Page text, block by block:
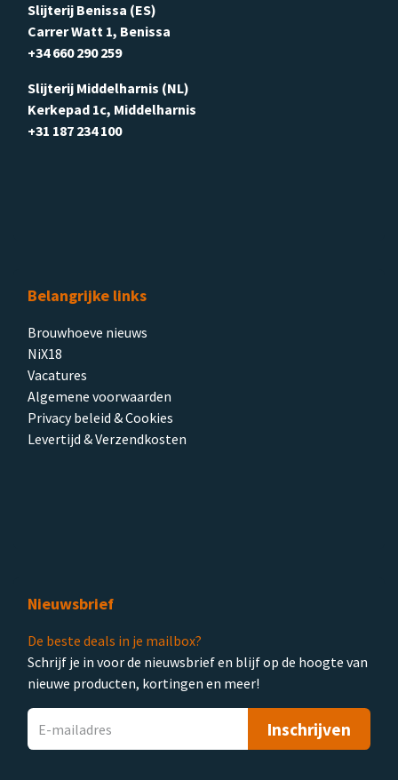
Slijterij Benissa (ES)
Carrer Watt 1, Benissa
+34 660 290 259
Slijterij Middelharnis (NL)
Kerkepad 1c, Middelharnis
+31 187 234 100
Belangrijke links
Brouwhoeve nieuws
NiX18
Vacatures
Algemene voorwaarden
Privacy beleid & Cookies
Levertijd & Verzendkosten
Nieuwsbrief
De beste deals in je mailbox?
Schrijf je in voor de nieuwsbrief en blijf op de hoogte van
nieuwe producten, kortingen en meer!
Inschrijven